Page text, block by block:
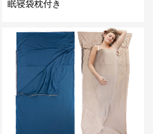
眠寝袋枕付き